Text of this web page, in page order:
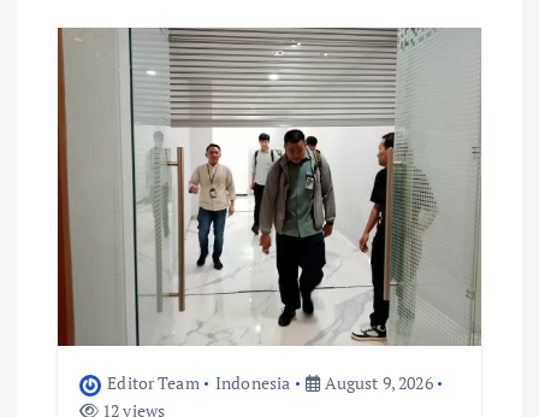
Editor Team Indonesia
August 9, 2026
12 views